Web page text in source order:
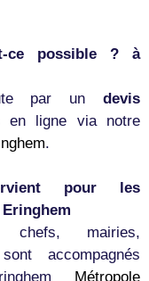
ce possible ? à
par un devis
en ligne via notre
.
pour les
chefs, mairies,
accompagnés
Métropole